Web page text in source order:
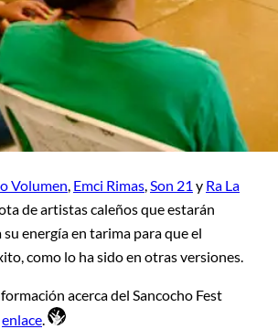
Volumen Emci Rimas Son 21 y Ra La
de artistas caleños que estarán
energía en tarima para que el
como lo ha sido en otras versiones.
acerca del Sancocho Fest
enlace.